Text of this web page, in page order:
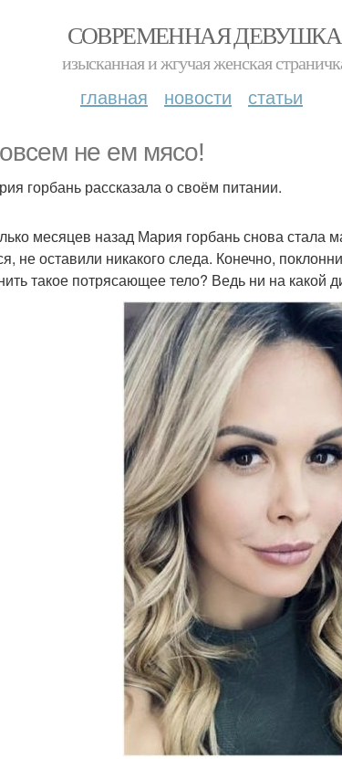
СОВРЕМЕННАЯ ДЕВУШКА
изысканная и жгучая женская
главная новости статьи
не ем мясо!
горбань рассказала о своём питании.
месяцев назад Мария горбань снова стала
не оставили никакого следа. Конечно,
такое потрясающее тело? Ведь ни на какой